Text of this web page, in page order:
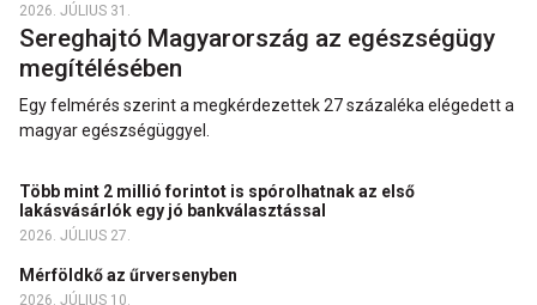
2026. JÚLIUS 31.
Sereghajtó Magyarország az egészségügy
megítélésében
Egy felmérés szerint a megkérdezettek 27 százaléka elégedett a
magyar egészségüggyel.
Több mint 2 millió forintot is spórolhatnak az első
lakásvásárlók egy jó bankválasztással
2026. JÚLIUS 27.
Mérföldkő az űrversenyben
2026. JÚLIUS 10.